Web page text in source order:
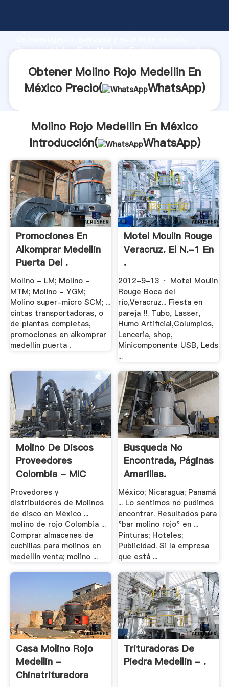
Agarrando fuerte capacidad de producción, fuerza
Shanghai Molino Rojo Medellin En México proveedor
Obtener Molino Rojo Medellin En
México Precio(
WhatsApp)
Molino Rojo Medellin En México
Introducción(
WhatsApp)
Promociones En
Alkomprar Medellin
Puerta Del .
Molino - LM; Molino -
MTM; Molino - YGM;
Molino super-micro SCM; ...
cintas transportadoras, o
de plantas completas,
promociones en alkomprar
medellin puerta .
Motel Moulin Rouge
Veracruz. El N.-1 En
.
2012-9-13 · Motel Moulin
Rouge Boca del
rio,Veracruz... Fiesta en
pareja !!. Tubo, Lasser,
Humo Artificial,Columpios,
Lenceria, shop,
Minicomponente USB, Leds
...
Molino De Discos
Proveedores
Colombia - MIC
S.A.
Provedores y
distribuidores de Molinos
de disco en México ...
molino de rojo Colombia ...
Comprar almacenes de
cuchillas para molinos en
medellin venta; molino ...
Busqueda No
Encontrada, Páginas
Amarillas.
México; Nicaragua; Panamá
... Lo sentimos no pudimos
encontrar. Resultados para
"bar molino rojo" en ...
Pinturas; Hoteles;
Publicidad. Si la empresa
que está ...
Casa Molino Rojo
Medellin -
Chinatrituradora
Trituradoras De
Piedra Medellin - .